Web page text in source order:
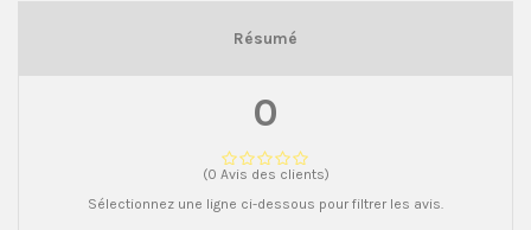
Résumé
0
(0 Avis des clients)
Sélectionnez une ligne ci-dessous pour filtrer les avis.